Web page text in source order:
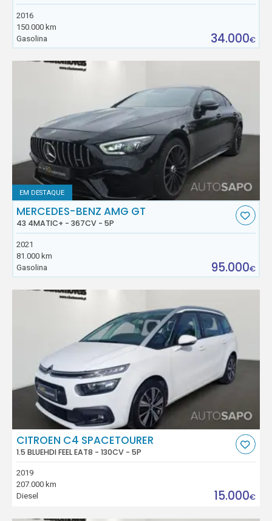
2016
150.000 km
Gasolina
34.000€
EM DESTAQUE
MERCEDES-BENZ AMG GT
43 4MATIC+ - 367CV - 5P
2021
81.000 km
Gasolina
95.000€
CITROEN C4 SPACETOURER
1.5 BLUEHDI FEEL EAT8 - 130CV - 5P
2019
207.000 km
Diesel
15.000€